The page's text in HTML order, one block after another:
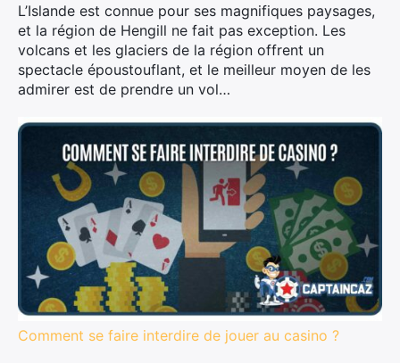
L’Islande est connue pour ses magnifiques paysages,
et la région de Hengill ne fait pas exception. Les
volcans et les glaciers de la région offrent un
spectacle époustouflant, et le meilleur moyen de les
admirer est de prendre un vol…
Comment se faire interdire de jouer au casino ?